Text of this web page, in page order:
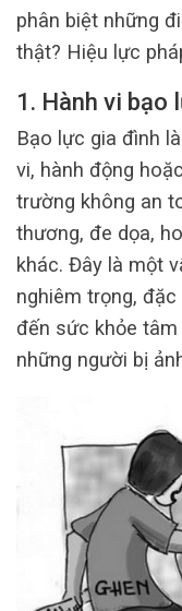
phân biệt những
thật? Hiệu lực
1. Hành vi bạo
Bạo lực gia đình
vi, hành động
trường không an
thương, đe dọa,
khác. Đây là một
nghiêm trọng,
đến sức khỏe
những người bị